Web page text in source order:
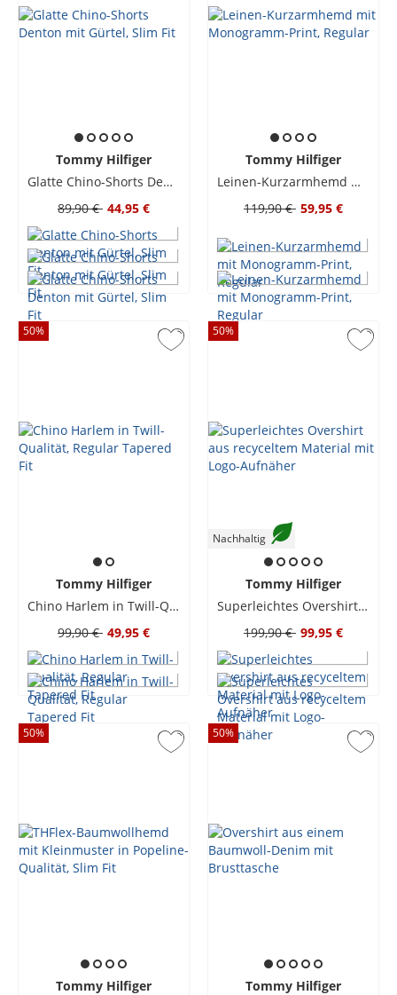
Tommy Hilfiger
Glatte Chino-Shorts Denton mit Gürtel, Slim Fit
89,90 € 44,95 €
Tommy Hilfiger
Leinen-Kurzarmhemd mit Monogramm-Print, Regular
119,90 € 59,95 €
50%
Tommy Hilfiger
Chino Harlem in Twill-Qualität, Regular Tapered Fit
99,90 € 49,95 €
50%
Nachhaltig
Tommy Hilfiger
Superleichtes Overshirt aus recyceltem Material mit Logo-Aufnäher
199,90 € 99,95 €
50%
Tommy Hilfiger
50%
Tommy Hilfiger